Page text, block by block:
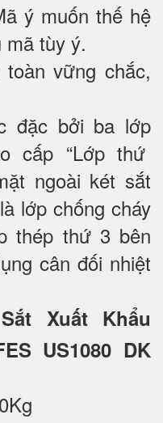
ý muốn thế hệ
mã tùy ý.
vững chắc,
đặc bởi ba lớp
cấp “Lớp thứ
ngoài két sắt
lớp chống cháy
thép thứ 3 bên
cân đối nhiệt
Xuất Khẩu
US1080 DK